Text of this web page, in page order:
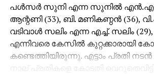
പള്‍സര്‍ സുനി എന്ന സുനില്‍ എന്‍.എസ്.
ആന്റണി (33), ബി. മണികണ്ഠന്‍ (36),
വടിവാള്‍ സലിം എന്ന എച്ച്. സലിം (29),
എന്നിവരെ കേസില്‍ കുറ്റക്കാരായി
കണ്ടെത്തിയിരുന്നു. എട്ടാം പ്രതി നടന്‍
നാല് പ്രതികളെ കോടതി